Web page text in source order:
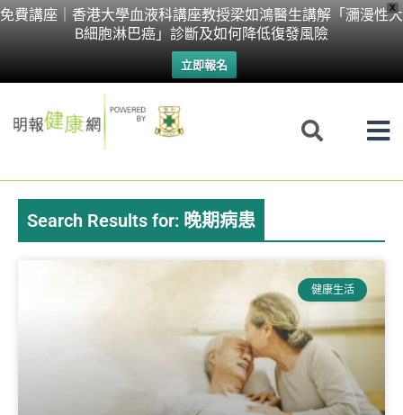
X
免費講座｜香港大學血液科講座教授梁如鴻醫生講解「瀰漫性大
B細胞淋巴癌」診斷及如何降低復發風險
立即報名
Skip
Search Results for: 晚期病患
健康生活